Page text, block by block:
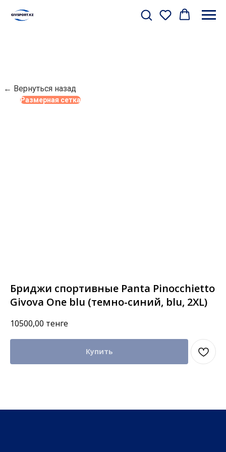
← Вернуться назад
Размерная сетка
Бриджи спортивные Panta Pinocchietto
Givova One blu (темно-синий, blu, 2XL)
10500,00 тенге
Купить